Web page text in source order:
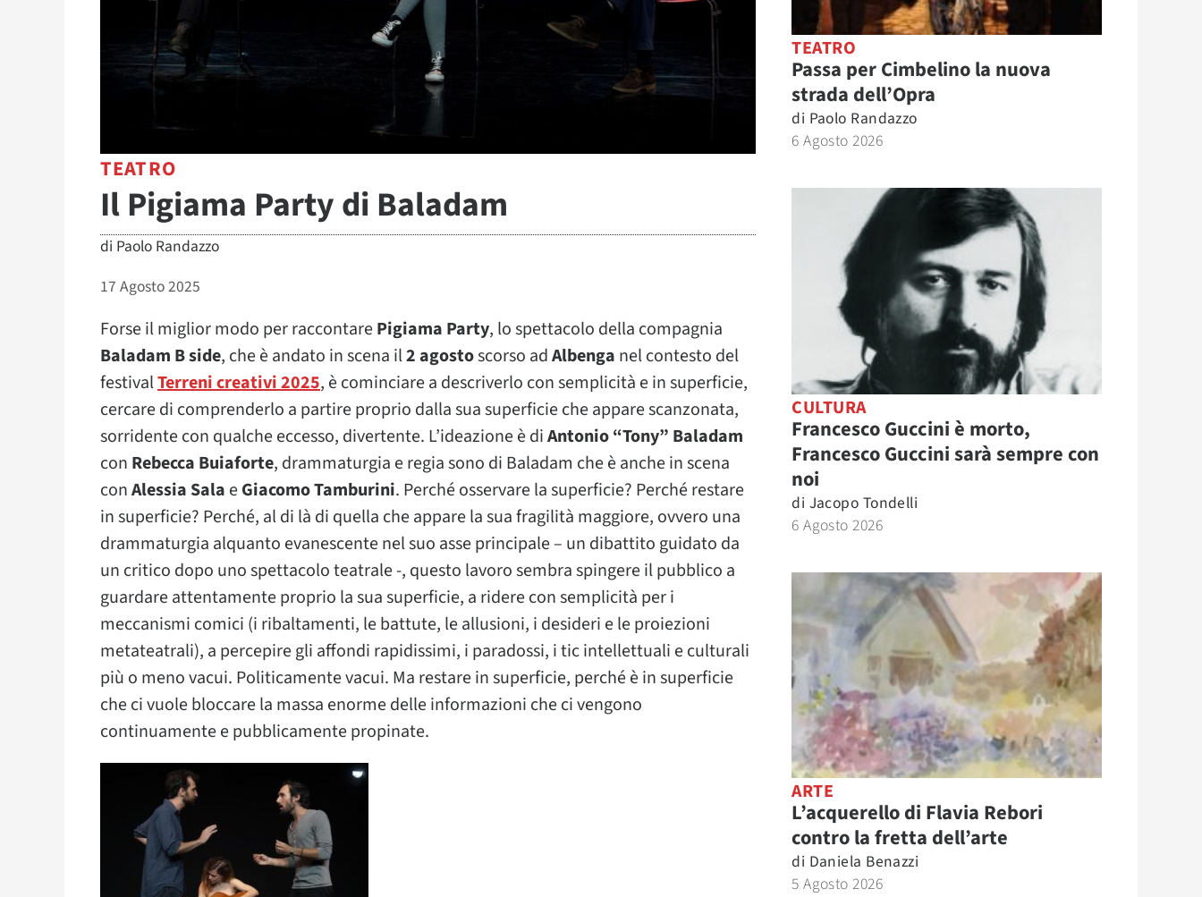
TEATRO
Il Pigiama Party di Baladam
di Paolo Randazzo
17 Agosto 2025
Forse il miglior modo per raccontarePigiama Party, lo spettacolo della compagnia
Baladam B side, che è andato in scena il2 agostoscorso adAlbenga nel contesto del
festivalTerreni creativi 2025, è cominciare a descriverlo con semplicità e in superficie,
cercare di comprenderlo a partire proprio dalla sua superficie che appare scanzonata,
sorridente con qualche eccesso, divertente. L’ideazione è diAntonio “Tony” Baladam
con Rebecca Buiaforte, drammaturgia e regia sono di Baladam che è anche in scena
conAlessia Sala eGiacomo Tamburini. Perché osservare la superficie? Perché restare
in superficie? Perché, al di là di quella che appare la sua fragilità maggiore, ovvero una
drammaturgia alquanto evanescente nel suo asse principale – un dibattito guidato da
un critico dopo uno spettacolo teatrale -, questo lavoro sembra spingere il pubblico a
guardare attentamente proprio la sua superficie, a ridere con semplicità per i
meccanismi comici (i ribaltamenti, le battute, le allusioni, i desideri e le proiezioni
metateatrali), a percepire gli affondi rapidissimi, i paradossi, i tic intellettuali e culturali
più o meno vacui. Politicamente vacui. Ma restare in superficie, perché è in superficie
che ci vuole bloccare la massa enorme delle informazioni che ci vengono
continuamente e pubblicamente propinate.
TEATRO
Passa per Cimbelino la nuova
strada dell’Opra
di Paolo Randazzo
6 Agosto 2026
CULTURA
Francesco Guccini è morto,
Francesco Guccini sarà sempre con
noi
di Jacopo Tondelli
6 Agosto 2026
ARTE
L’acquerello di Flavia Rebori
contro la fretta dell’arte
di Daniela Benazzi
5 Agosto 2026